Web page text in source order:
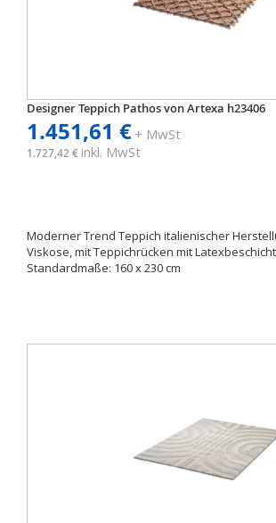
Designer Teppich Pathos von Artexa h23406
1.451,61 €+ MwSt
1.727,42 € inkl. MwSt
Moderner Trend Teppich italienischer
Viskose, mit Teppichrücken mit
Standardmaße: 160 x 230 cm